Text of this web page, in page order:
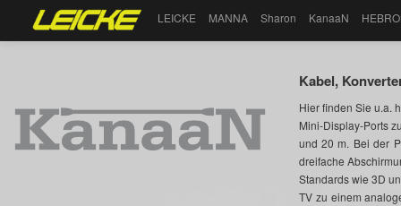
LEICKE MANNA Sharon KanaaN
Kabel,
Hier finden Sie u.a.
Mini-Display-Ports
und 20 m. Bei der
dreifache
Standards wie 3D
TV zu einem